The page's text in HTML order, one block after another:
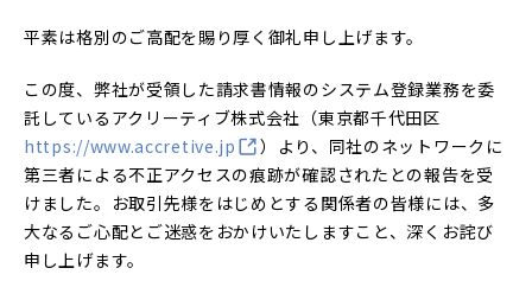
平素は格別のご高配を賜り厚く御礼申し上げます。
この度、弊社が受領した請求書情報のシステム登録業務を委
託しているアクリーティブ株式会社（東京都千代田区
https://www.accretive.jp
）より、同社のネットワークに
第三者による不正アクセスの痕跡が確認されたとの報告を受
けました。お取引先様をはじめとする関係者の皆様には、多
大なるご心配とご迷惑をおかけいたしますこと、深くお詫び
申し上げます。